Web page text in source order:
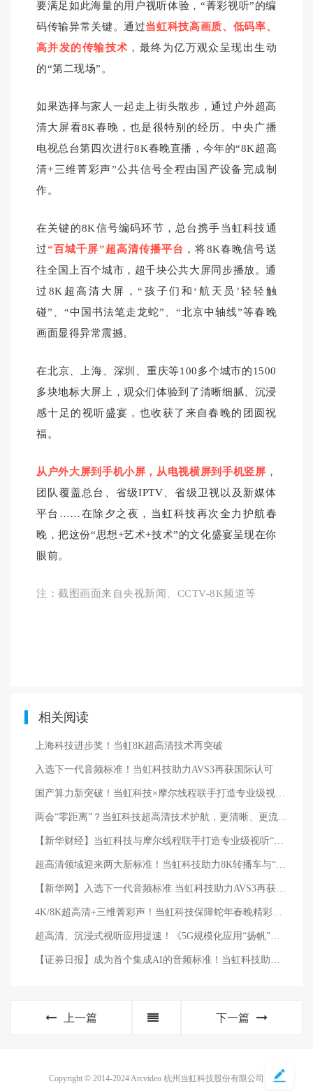
要满足如此海量的用户视听体验，“菁彩视听”的编
码传输异常关键。通过当虹科技高画质、低码率、
高并发的传输技术 ，最终为亿万观众呈现出生动
的“第二现场”。
如果选择与家人一起走上街头散步，通过户外超高
清大屏看8K春晚，也是很特别的经历。中央广播
电视总台第四次进行8K春晚直播，今年的“8K超高
清+三维菁彩声”公共信号全程由国产设备完成制
作。
在关键的8K信号编码环节，总台携手当虹科技通
过“百城千屏”超高清传播平台 ，将8K春晚信号送
往全国上百个城市，超千块公共大屏同步播放。通
过8K超高清大屏，“孩子们和‘航天员’轻轻触
碰”、“中国书法笔走龙蛇”、“北京中轴线”等春晚
画面显得异常震撼。
在北京、上海、深圳、重庆等100多个城市的1500
多块地标大屏上，观众们体验到了清晰细腻、沉浸
感十足的视听盛宴，也收获了来自春晚的团圆祝
福。
从户外大屏到手机小屏，从电视横屏到手机竖屏 ，
团队覆盖总台、省级IPTV、省级卫视以及新媒体
平台……在除夕之夜，当虹科技再次全力护航春
晚，把这份“思想+艺术+技术”的文化盛宴呈现在你
眼前。
注：截图画面来自央视新闻、CCTV-8K频道等
相关阅读
上海科技进步奖！当虹8K超高清技术再突破
入选下一代音频标准！当虹科技助力AVS3再获国际认可
上一篇 下一篇
Copyright © 2014-2024 Arcvideo 杭州当虹科技股份有限公司